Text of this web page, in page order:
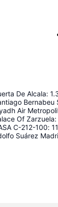
De Alcala:
Bernabeu
Air
Of Zarzuela:
C-212-100:
Suárez